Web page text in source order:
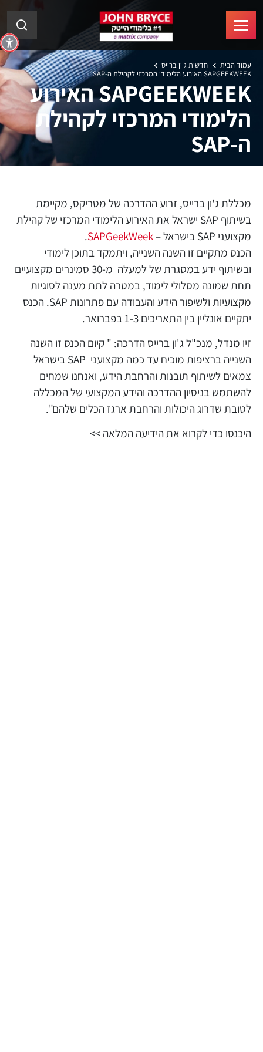
עמוד הבית
חדשות ג'ון ברייס
SAPGEEKWEEK האירוע הלימודי המרכזי לקהילת ה-SAP
SAPGEEKWEEK האירוע
הלימודי המרכזי לקהילת
ה-SAP
מכללת ג'ון ברייס, זרוע ההדרכה של מטריקס, מקיימת
בשיתוף SAP ישראל את האירוע הלימודי המרכזי של קהילת
מקצועני SAP בישראל –
SAPGeekWeek
.
הכנס מתקיים זו השנה השנייה, ויתמקד בתוכן לימודי
ובשיתוף ידע במסגרת של למעלה מ-30 סמינרים מקצועיים
תחת שמונה מסלולי לימוד, במטרה לתת מענה לסוגיות
מקצועיות ולשיפור הידע והעבודה עם פתרונות SAP. הכנס
יתקיים אונליין בין התאריכים 1-3 בפברואר.
זיו מנדל, מנכ"ל ג'ון ברייס הדרכה: " קיום הכנס זו השנה
השנייה ברציפות מוכיח עד כמה מקצועני SAP בישראל
צמאים לשיתוף תובנות והרחבת הידע, ואנחנו שמחים
להשתמש בניסיון ההדרכה והידע המקצועי של המכללה
לטובת שדרוג היכולות והרחבת ארגז הכלים שלהם".
היכנסו כדי לקרוא את הידיעה המלאה >>